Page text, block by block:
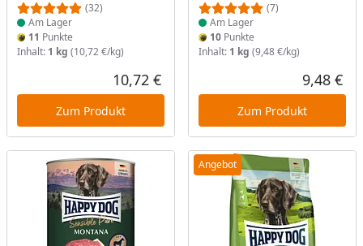
(32)
Am Lager
11 Punkte
Inhalt: 1 kg (10,72 €/kg)
Aktueller Preis
10,72 €
Zum Produkt
(7)
Am Lager
10Punkte
Inhalt: 1 kg (9,48 €/kg)
9,48 €
Zum Produkt
Angebot